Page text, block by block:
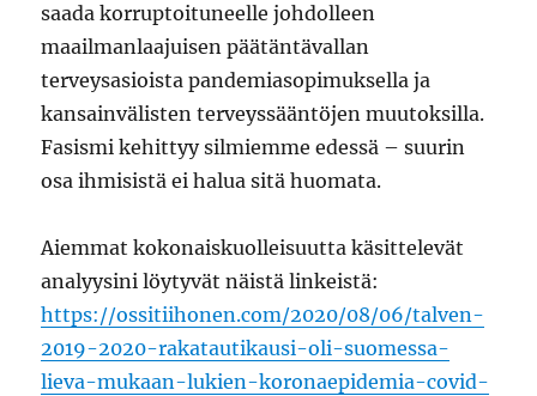
saada korruptoituneelle johdolleen
maailmanlaajuisen päätäntävallan
terveysasioista pandemiasopimuksella ja
kansainvälisten terveyssääntöjen muutoksilla.
Fasismi kehittyy silmiemme edessä – suurin
osa ihmisistä ei halua sitä huomata.
Aiemmat kokonaiskuolleisuutta käsittelevät
analyysini löytyvät näistä linkeistä:
https://ossitiihonen.com/2020/08/06/talven-
2019-2020-rakatautikausi-oli-suomessa-
lieva-mukaan-lukien-koronaepidemia-covid-